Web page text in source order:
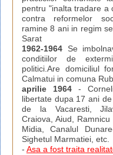
pentru "inalta tradare a
contra reformelor
ramine 8 ani in regim
Sarat
1962-1964 Se
conditiilor de
politici.Are domiciliul
Calmatui in comuna
aprilie 1964-
libertate dupa 17 ani
de la Vacaresti,
Craiova, Aiud,
Midia, Canalul
Sighetul Marmatiei, etc.
- Asa a fost traita